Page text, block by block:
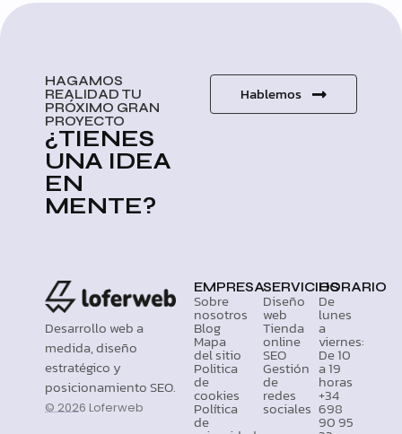
HAGAMOS
REALIDAD TU
PRÓXIMO GRAN
PROYECTO
¿TIENES
UNA IDEA
EN
MENTE?
Hablemos
Desarrollo web a
medida, diseño
estratégico y
posicionamiento SEO.
© 2026 Loferweb
EMPRESA
Sobre
nosotros
Blog
Mapa
del sitio
Politica
de
cookies
Política
de
SERVICIOS
Diseño
web
Tienda
online
SEO
Gestión
de
redes
sociales
HORARIO
De
lunes
a
viernes:
De 10
a 19
horas
+34
698
90 95